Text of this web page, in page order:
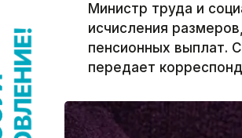
Министр труда и
исчисления
пенсионных выплат.
передает